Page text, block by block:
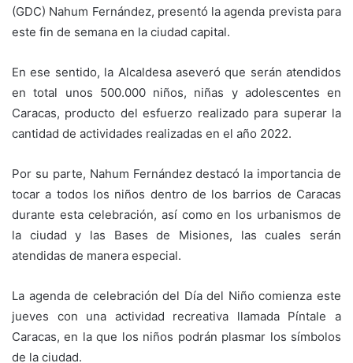
(GDC) Nahum Fernández, presentó la agenda prevista para
este fin de semana en la ciudad capital.
En ese sentido, la Alcaldesa aseveró que serán atendidos
en total unos 500.000 niños, niñas y adolescentes en
Caracas, producto del esfuerzo realizado para superar la
cantidad de actividades realizadas en el año 2022.
Por su parte, Nahum Fernández destacó la importancia de
tocar a todos los niños dentro de los barrios de Caracas
durante esta celebración, así como en los urbanismos de
la ciudad y las Bases de Misiones, las cuales serán
atendidas de manera especial.
La agenda de celebración del Día del Niño comienza este
jueves con una actividad recreativa llamada Píntale a
Caracas, en la que los niños podrán plasmar los símbolos
de la ciudad.